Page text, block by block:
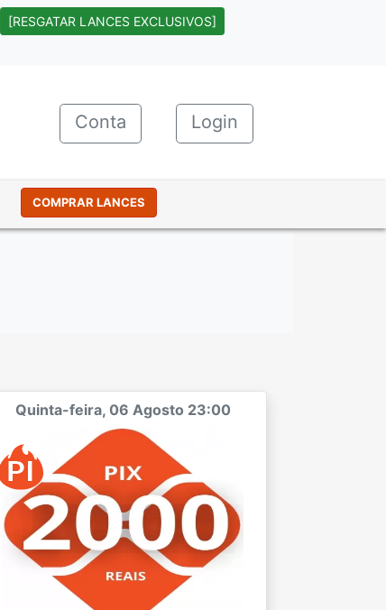
[RESGATAR LANCES EXCLUSIVOS]
Conta (current)Login
COMPRAR LANCES
Quinta-feira, 06 Agosto 23:00